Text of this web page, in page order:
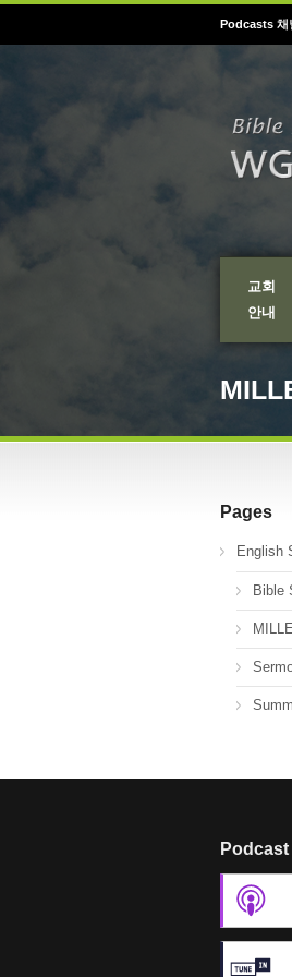
Podcasts 채
교회
안내
Pages
English
Bible
Podcast